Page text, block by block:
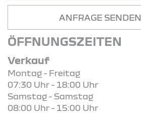
ANFRAGE SENDEN
ÖFFNUNGSZEITEN
Verkauf
Montag - Freitag
07:30 Uhr - 18:00 Uhr
Samstag - Samstag
08:00 Uhr - 15:00 Uhr